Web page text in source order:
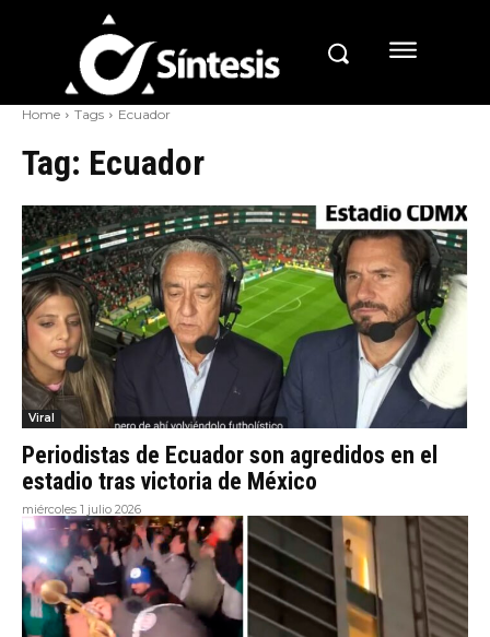
Home Tags Ecuador
Tag: Ecuador
Viral
Periodistas de Ecuador son agredidos en el
estadio tras victoria de México
miércoles 1 julio 2026